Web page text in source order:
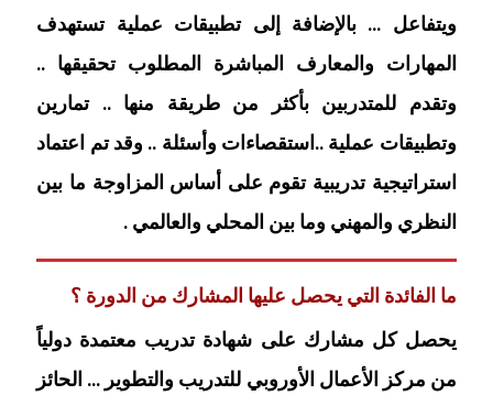
ويتفاعل … بالإضافة إلى تطبيقات عملية تستهدف
المهارات والمعارف المباشرة المطلوب تحقيقها ..
وتقدم للمتدربين بأكثر من طريقة منها .. تمارين
وتطبيقات عملية ..استقصاءات وأسئلة .. وقد تم اعتماد
استراتيجية تدريبية تقوم على أساس المزاوجة ما بين
النظري والمهني وما بين المحلي والعالمي .
ما الفائدة التي يحصل عليها المشارك من الدورة ؟
يحصل كل مشارك على شهادة تدريب معتمدة دولياً
من مركز الأعمال الأوروبي للتدريب والتطوير … الحائز